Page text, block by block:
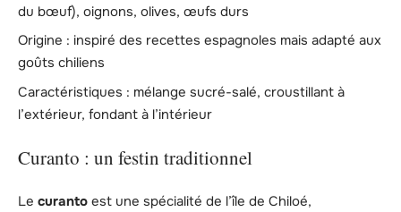
du bœuf), oignons, olives, œufs durs
Origine : inspiré des recettes espagnoles mais adapté aux
goûts chiliens
Caractéristiques : mélange sucré-salé, croustillant à
l’extérieur, fondant à l’intérieur
Curanto : un festin traditionnel
Le curanto est une spécialité de l’île de Chiloé,